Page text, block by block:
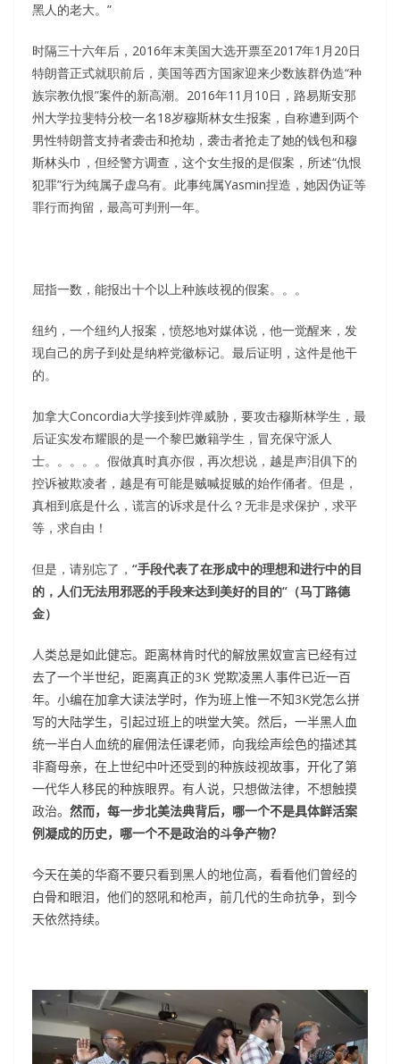
黑人的老大。”
时隔三十六年后，2016年末美国大选开票至2017年1月20日
特朗普正式就职前后，美国等西方国家迎来少数族群伪造“种
族宗教仇恨”案件的新高潮。2016年11月10日，路易斯安那
州大学拉斐特分校一名18岁穆斯林女生报案，自称遭到两个
男性特朗普支持者袭击和抢劫，袭击者抢走了她的钱包和穆
斯林头巾，但经警方调查，这个女生报的是假案，所述“仇恨
犯罪”行为纯属子虚乌有。此事纯属Yasmin捏造，她因伪证等
罪行而拘留，最高可判刑一年。
屈指一数，能报出十个以上种族歧视的假案。。。
纽约，一个纽约人报案，愤怒地对媒体说，他一觉醒来，发
现自己的房子到处是纳粹党徽标记。最后证明，这件是他干
的。
加拿大Concordia大学接到炸弹威胁，要攻击穆斯林学生，最
后证实发布耀眼的是一个黎巴嫩籍学生，冒充保守派人
士。。。。。假做真时真亦假，再次想说，越是声泪俱下的
控诉被欺凌者，越是有可能是贼喊捉贼的始作俑者。但是，
真相到底是什么，谎言的诉求是什么？无非是求保护，求平
等，求自由！
但是，请别忘了， “手段代表了在形成中的理想和进行中的目
的，人们无法用邪恶的手段来达到美好的目的“（马丁路德
金）
人类总是如此健忘。距离林肯时代的解放黑奴宣言已经有过
去了一个半世纪，距离真正的3K 党欺凌黑人事件已近一百
年。小编在加拿大读法学时，作为班上惟一不知3K党怎么拼
写的大陆学生，引起过班上的哄堂大笑。然后，一半黑人血
统一半白人血统的雇佣法任课老师，向我绘声绘色的描述其
非裔母亲，在上世纪中叶还受到的种族歧视故事，开化了第
一代华人移民的种族眼界。有人说，只想做法律，不想触摸
政治。 然而，每一步北美法典背后，哪一个不是具体鲜活案
例凝成的历史，哪一个不是政治的斗争产物？
今天在美的华裔不要只看到黑人的地位高，看看他们曾经的
白骨和眼泪，他们的怒吼和枪声，前几代的生命抗争，到今
天依然持续。